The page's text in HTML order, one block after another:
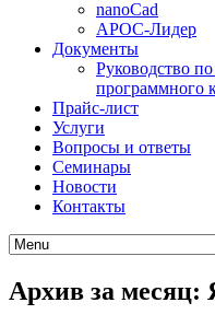
nanoCad
АРОС-Лидер
Документы
Руководство
программного
Прайс-лист
Услуги
Вопросы и ответы
Семинары
Новости
Контакты
Архив за месяц: